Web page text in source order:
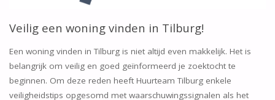
Veilig een woning vinden in Tilburg!
Een woning vinden in Tilburg is niet altijd even makkelijk. Het is
belangrijk om veilig en goed geïnformeerd je zoektocht te
beginnen. Om deze reden heeft Huurteam Tilburg enkele
veiligheidstips opgesomd met waarschuwingssignalen als het